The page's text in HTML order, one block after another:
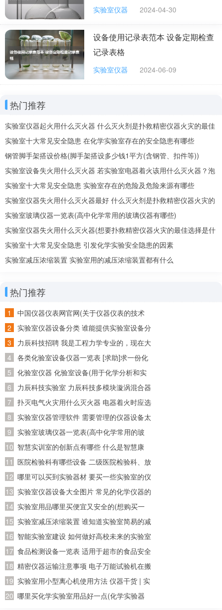
实验室仪器 2024-04-30
设备使用记录表范本 设备定期检查
记录表格
实验室仪器 2024-06-09
热门推荐
实验室仪器起火用什么灭火器 什么灭火剂是扑救精密仪器火灾的最佳
选择
实验室十大常见安全隐患 在化学实验室存在的安全隐患有哪些
钢管脚手架搭设价格(脚手架搭设多少钱1平方(含钢管、扣件等))
实验室设备失火用什么灭火器 若实验室电器着火该用什么灭火器？泡
沫还是二氧化碳
实验室十大常见安全隐患 实验室存在的危险及危险来源有哪些
实验室仪器失火用什么灭火器最好 什么灭火剂是扑救精密仪器火灾的
最佳选择
实验室玻璃仪器一览表(高中化学常用的玻璃仪器有哪些)
实验室仪器失火用什么灭火器(想要扑救精密仪器火灾的最佳选择是什
么灭火剂)
实验室十大常见安全隐患 引发化学实验安全隐患的因素
实验室减压浓缩装置 实验室用的减压浓缩装置都有什么
热门推荐
中国仪器仪表网官网(关于仪器仪表的技术
资料在哪个网站比较好找~)
实验室仪器设备分类 谁能提供实验室设备分
类目录呢~
力辰科技招聘 我是工程力学专业的，现在大
四了，准备回广东工作，请问广东省有哪些
公司招聘工程力学专业的
各类化验室设备仪器一览表 [求助]求一份化
验室化验仪器和试剂的清单
化验室仪器 化验室设备(用于化学分析和实
验的必备装备)
力辰科技实验室 力辰科技多模块漩涡混合器
怎么安装？怎么操作？
扑灭电气火灾用什么灭火器 电器着火时应选
用什么灭火器灭火
实验室仪器管理软件 需要管理的仪器设备太
多了，求推荐好用的实验室管理软件
实验室玻璃仪器一览表(高中化学常用的玻
璃仪器有哪些)
智慧实训室的创新点有哪些 什么是智慧康
养？智慧康养应该怎么做？
医院检验科有哪些设备 二级医院检验科、放
射科、病理科有哪些医疗设备!详细点!
哪里可以买到实验器材 要买一些实验室的仪
器的试剂，请问一下到哪儿买
实验室仪器设备大全图片 常见的化学仪器的
名称及图片？
实验室用品哪里买便宜又安全的(想购买一
套初三所有的化学实验器材，大概要多少
钱？分开买便宜还是？哪里有卖？那里的便
宜质量又好？)
实验室减压浓缩装置 谁知道实验室简易的减
压蒸馏装置，我是想自己制作一个简单的减
压装置，一般就行，求高手回答！
智能实验室建设 如何做好高校未来的实验室
建设工作
食品检测设备一览表 适用于超市的食品安全
快速检测仪器是哪种啊
精密仪器运输注意事项 电子万能试验机在搬
运过程中应该注意哪些事项
实验室用小型离心机使用方法 仪器干货 | 实
验室必看，离心机操作指南和正确操作规程
哪里买化学实验室用品好一点(化学实验器